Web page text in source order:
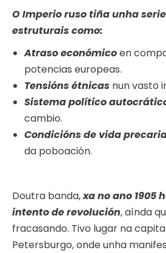
O Imperio ruso tiña unha
estruturais como:
Atraso económicoen
potencias europeas.
Tensións étnicas nun vasto
Sistema político
cambio.
Condicións de vida
da poboación.
Doutra banda,xa no ano 1905
intento de revolución, aínda
fracasando. Tivo lugar na
Petersburgo, onde unha